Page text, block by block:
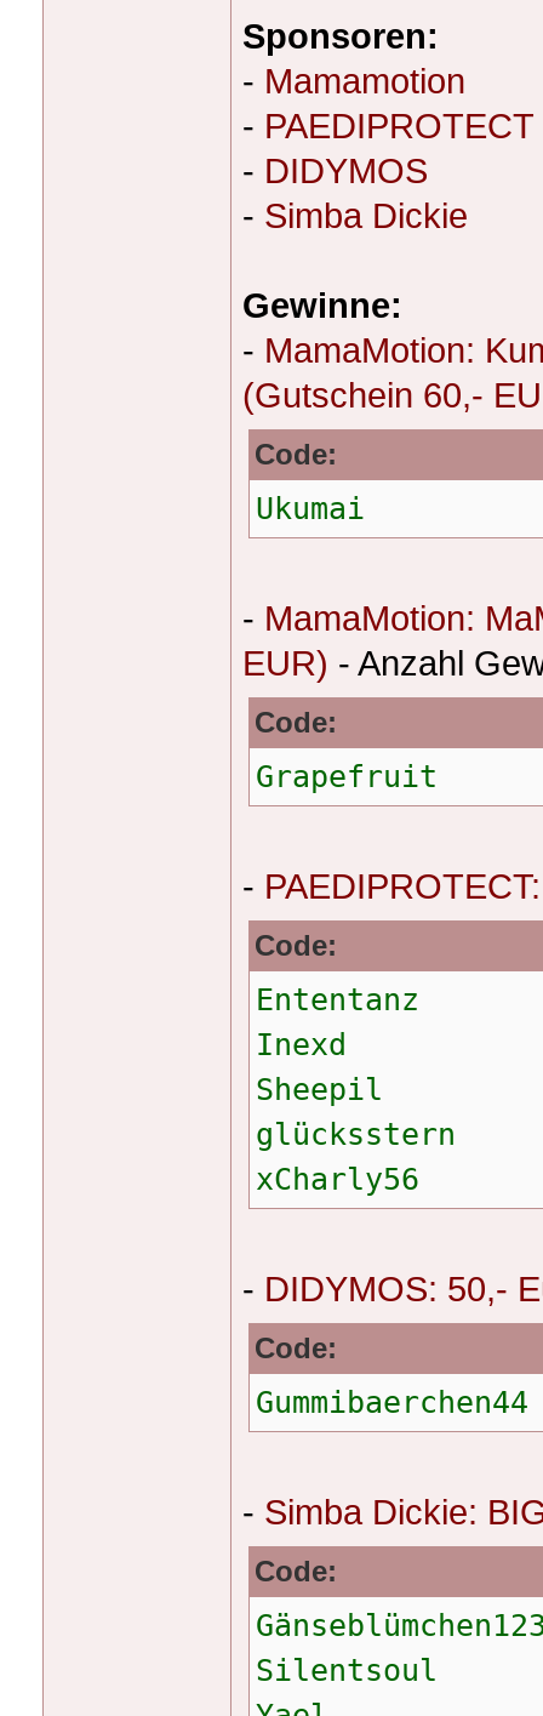
Sponsoren:
- Mamamotion
- PAEDIPROTECT
- DIDYMOS
- Simba Dickie
Gewinne:
- MamaMotion:
(Gutschein 60,-
Code:
Ukumai
- MamaMotion:
EUR) - Anzahl
Code:
Grapefruit
-
Code:
Ententanz
Inexd
Sheepil
glücksstern
xCharly56
- DIDYMOS: 50,-
Code:
Gummibaerchen44
- Simba Dickie:
Code:
Silentsoul